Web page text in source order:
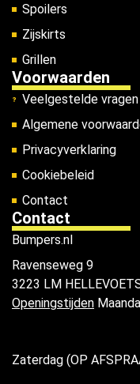
Spoilers
Zijskirts
Grillen
Voorwaarden
Veelgestelde vragen
Algemene
Privacyverklaring
Cookiebeleid
Contact
Contact
Bumpers.nl
Ravenseweg 9
3223 LM
Openingstijden
Zaterdag (OP